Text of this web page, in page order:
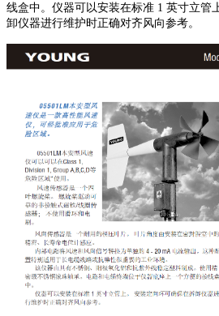
线盒中。仪器可以安装在标准 1 英寸立管
卸仪器进行维护时正确对齐风向参考。